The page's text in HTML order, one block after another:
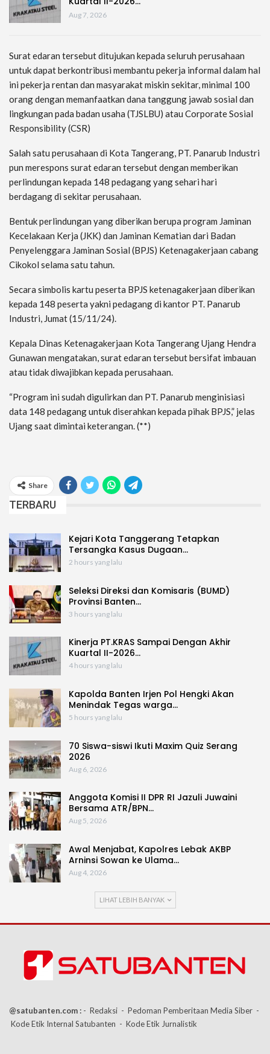
Aug 7, 2026
Surat edaran tersebut ditujukan kepada seluruh perusahaan
untuk dapat berkontribusi membantu pekerja informal dalam hal
ini pekerja rentan dan masyarakat miskin sekitar, minimal 100
orang dengan memanfaatkan dana tanggung jawab sosial dan
lingkungan pada badan usaha (TJSLBU) atau Corporate Sosial
Responsibility (CSR)
Salah satu perusahaan di Kota Tangerang, PT. Panarub Industri
pun merespons surat edaran tersebut dengan memberikan
perlindungan kepada 148 pedagang yang sehari hari
berdagang di sekitar perusahaan.
Bentuk perlindungan yang diberikan berupa program Jaminan
Kecelakaan Kerja (JKK) dan Jaminan Kematian dari Badan
Penyelenggara Jaminan Sosial (BPJS) Ketenagakerjaan cabang
Cikokol selama satu tahun.
Secara simbolis kartu peserta BPJS ketenagakerjaan diberikan
kepada 148 peserta yakni pedagang di kantor PT. Panarub
Industri, Jumat (15/11/24).
Kepala Dinas Ketenagakerjaan Kota Tangerang Ujang Hendra
Gunawan mengatakan, surat edaran tersebut bersifat imbauan
atau tidak diwajibkan kepada perusahaan.
“Program ini sudah digulirkan dan PT. Panarub menginisiasi
data 148 pedagang untuk diserahkan kepada pihak BPJS,” jelas
Ujang saat dimintai keterangan. (**)
Share
TERBARU
Kejari Kota Tanggerang Tetapkan
Tersangka Kasus Dugaan…
2 hours yang lalu
Seleksi Direksi dan Komisaris (BUMD)
Provinsi Banten…
3 hours yang lalu
Kinerja PT.KRAS Sampai Dengan Akhir
Kuartal II-2026…
4 hours yang lalu
Kapolda Banten Irjen Pol Hengki Akan
Menindak Tegas warga…
5 hours yang lalu
70 Siswa-siswi Ikuti Maxim Quiz Serang
2026
Aug 6, 2026
Anggota Komisi II DPR RI Jazuli Juwaini
Bersama ATR/BPN…
Aug 5, 2026
Awal Menjabat, Kapolres Lebak AKBP
Arninsi Sowan ke Ulama…
Aug 4, 2026
LIHAT LEBIH BANYAK
@satubanten.com : - Redaksi - Pedoman Pemberitaan Media Siber -
Kode Etik Internal Satubanten - Kode Etik Jurnalistik